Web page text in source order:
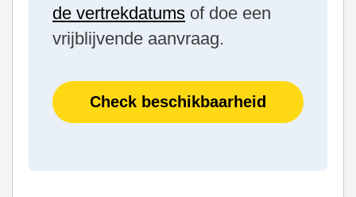
de vertrekdatums of doe een
vrijblijvende aanvraag.
Check beschikbaarheid